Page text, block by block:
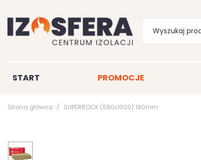
START PROMOCJE
Strona główna SUPERROCK (580x1000) 180mm